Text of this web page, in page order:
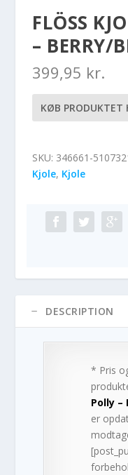
FLÖSS
– BERRY/
399,95 kr.
KØB PRODUKTET
SKU: 346661-
Kjole, Kjole
DESCRIPTION
* Pris
Polly –
er